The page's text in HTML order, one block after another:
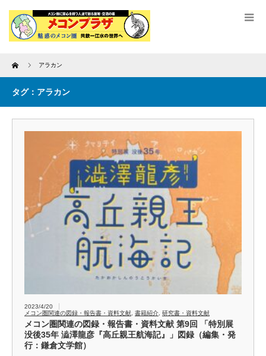
Home アラカン
タグ：アラカン
2023/4/20
メコン圏関連の図録・報告書・資料文献 書籍紹介 研究書・資料文献
メコン圏関連の図録・報告書・資料文献 第9回 「特別展
没後35年 澁澤龍彦『高丘親王航海記』」図録（編集・発
行：鎌倉文学館）